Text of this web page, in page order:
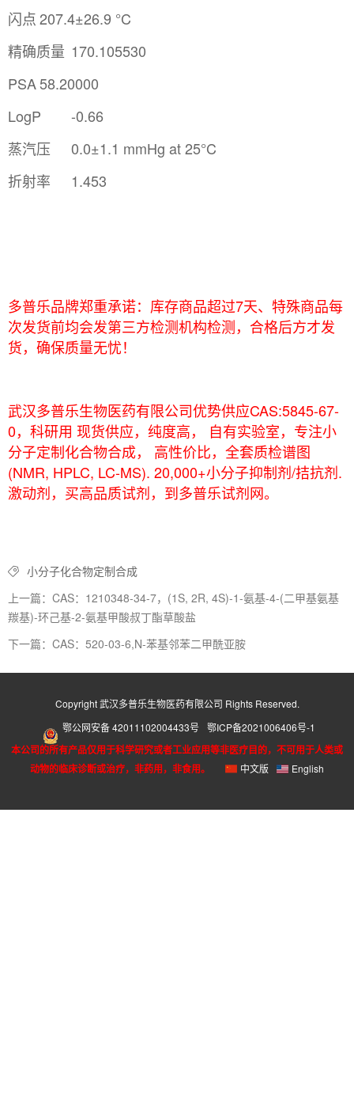
闪点207.4±26.9 °C
精确质量 170.105530
PSA58.20000
LogP
-0.66
蒸汽压
0.0±1.1 mmHg at 25°C
折射率
1.453
多普乐品牌郑重承诺：库存商品超过7天、特殊商品每
次发货前均会发第三方检测机构检测，合格后方才发
货，确保质量无忧！
武汉多普乐生物医药有限公司优势供应CAS:5845-67-
0，科研用 现货供应，纯度高， 自有实验室，专注小
分子定制化合物合成， 高性价比，全套质检谱图
(NMR, HPLC, LC-MS). 20,000+小分子抑制剂/拮抗剂.
激动剂，买高品质试剂，到多普乐试剂网。
小分子化合物定制合成
上一篇：CAS：1210348-34-7，(1S, 2R, 4S)-1-氨基-4-(二甲基氨基
羰基)-环己基-2-氨基甲酸叔丁酯草酸盐
下一篇：CAS：520-03-6,N-苯基邻苯二甲酰亚胺
Copyright 武汉多普乐生物医药有限公司 Rights Reserved.
鄂公网安备 42011102004433号 鄂ICP备2021006406号-1
本公司的所有产品仅用于科学研究或者工业应用等非医疗目的，不可用于人类或
动物的临床诊断或治疗，非药用，非食用。
中文版 English